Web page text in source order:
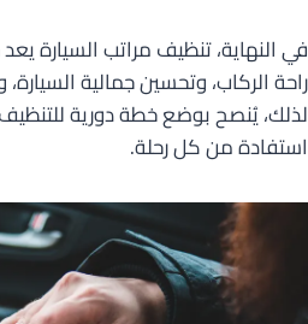
في النهاية، تنظيف مراتب السيارة
راحة الركاب، وتحسين جمالية السيارة،
لذلك، يُنصح بوضع خطة دورية
استفادة من كل رحلة.